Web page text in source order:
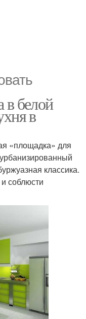
в белой
в
«площадка» для
классика.
соблюсти